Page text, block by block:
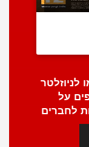
לניוזלטר
על
לחברים